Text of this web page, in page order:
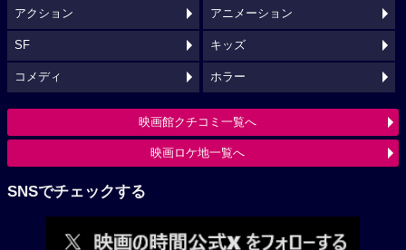
アクション アニメーション
SF キッズ
コメディ ホラー
映画館クチコミ一覧へ
映画ロケ地一覧へ
SNSでチェックする